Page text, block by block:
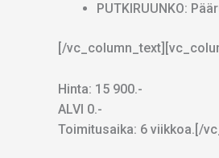
PUTKIRUUNKO:
[/
Hinta: 15 900.-
ALVI 0.-
Toimitusaika: 6 viikkoa.[/